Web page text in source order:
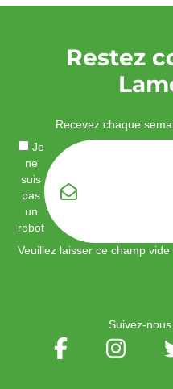
Restez
Recevez chaque
Je
ne
suis
pas
un
robot
Veuillez laisser ce champ vide
Suivez-